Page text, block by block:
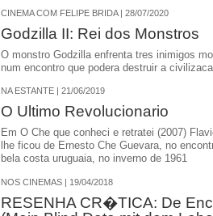
CINEMA COM FELIPE BRIDA | 28/07/2020
Godzilla II: Rei dos Monstros
O monstro Godzilla enfrenta tres inimigos
num encontro que podera destruir a
NA ESTANTE | 21/06/2019
O Ultimo Revolucionario
Em O Che que conheci e retratei (2007)
lhe ficou de Ernesto Che Guevara, no
bela costa uruguaia, no inverno de 1961
NOS CINEMAS | 19/04/2018
RESENHA CR�TICA: De